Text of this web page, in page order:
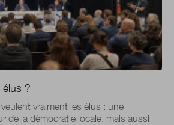
élus ?
vraiment les élus : une
de la démocratie locale, mais aussi